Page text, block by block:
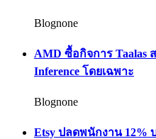
Blognone
AMD ซื้อกิจการ
Inference โดยเฉพาะ
Blognone
Etsy ปลดพนักงาน 12%